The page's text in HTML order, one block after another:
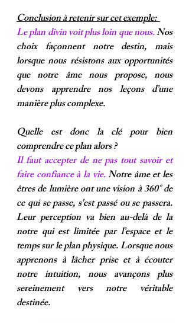
Conclusion à retenir sur cet exemple:
Le plan divin voit plus loin que nous. Nos
choix façonnent notre destin, mais
lorsque nous résistons aux opportunités
que notre âme nous propose, nous
devons apprendre nos leçons d’une
manière plus complexe.
Quelle est donc la clé pour bien
comprendre ce plan alors ?
Il faut accepter de ne pas tout savoir et
faire confiance à la vie. Notre âme et les
êtres de lumière ont une vision à 360° de
ce qui se passe, s'est passé ou se passera.
Leur perception va bien au-delà de la
notre qui est limitée par l’espace et le
temps sur le plan physique. Lorsque nous
apprenons à lâcher prise et à écouter
notre intuition, nous avançons plus
sereinement vers notre véritable
destinée.